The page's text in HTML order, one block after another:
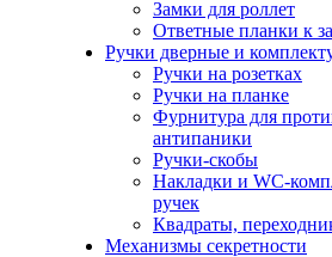
Замки для роллет
Ответные планки к
Ручки дверные и
Ручки на розетках
Ручки на планке
Фурнитура для
антипаники
Ручки-скобы
Накладки и WC-
ручек
Квадраты,
Механизмы секретности